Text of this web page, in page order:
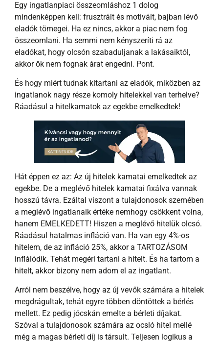
Egy ingatlanpiaci összeomláshoz 1 dolog
mindenképpen kell: frusztrált és motivált, bajban lévő
eladók tömegei. Ha ez nincs, akkor a piac nem fog
összeomlani. Ha semmi nem kényszeríti rá az
eladókat, hogy olcsón szabaduljanak a lakásaiktól,
akkor ők nem fognak árat engedni. Pont.
És hogy miért tudnak kitartani az eladók, miközben az
ingatlanok nagy része komoly hitelekkel van terhelve?
Ráadásul a hitelkamatok az egekbe emelkedtek!
Hát éppen ez az: Az új hitelek kamatai emelkedtek az
egekbe. De a meglévő hitelek kamatai fixálva vannak
hosszú távra. Ezáltal viszont a tulajdonosok szemében
a meglévő ingatlanaik értéke nemhogy csökkent volna,
hanem EMELKEDETT! Hiszen a meglévő hitelük olcsó.
Ráadásul hatalmas infláció van. Ha van egy 4%-os
hitelem, de az infláció 25%, akkor a TARTOZÁSOM
inflálódik. Tehát megéri tartani a hitelt. És ha tartom a
hitelt, akkor bizony nem adom el az ingatlant.
Arról nem beszélve, hogy az új vevők számára a hitelek
megdrágultak, tehát egyre többen döntöttek a bérlés
mellett. Ez pedig jócskán emelte a bérleti díjakat.
Szóval a tulajdonosok számára az ocsló hitel mellé
még a magas bérleti díj is társult. Teljesen logikus a